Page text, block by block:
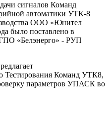
сигналов Команд
автоматики УТК-8
ООО «Юнител
было поставлено в
«Белэнерго» - РУП
Тестирования Команд УТК8,
параметров УПАСК во